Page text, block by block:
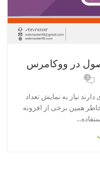
در ووکامرس
1
نیاز به نمایش تعداد
همین برخی از افزونه